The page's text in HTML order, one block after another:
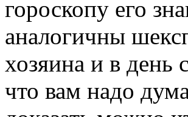
гороскопу его
аналогичны
хозяина и в
что вам надо